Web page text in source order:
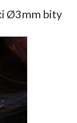
Ø3mm bity